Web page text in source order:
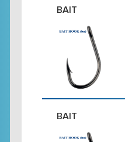
BAIT
BAIT